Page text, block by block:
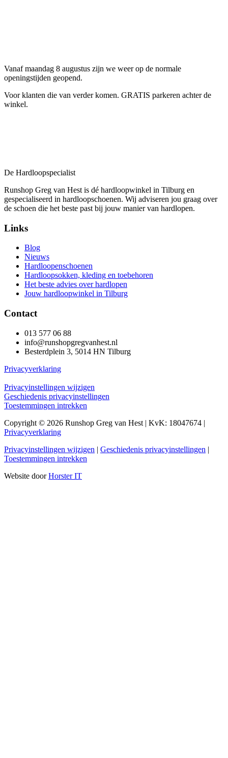
Vanaf maandag 8 augustus zijn we weer op de normale
openingstijden geopend.
Voor klanten die van verder komen. GRATIS parkeren achter de
winkel.
De Hardloopspecialist
Runshop Greg van Hest is dé hardloopwinkel in Tilburg en
gespecialiseerd in hardloopschoenen. Wij adviseren jou graag over
de schoen die het beste past bij jouw manier van hardlopen.
Links
Blog
Nieuws
Hardloopenschoenen
Hardloopsokken, kleding en toebehoren
Het beste advies over hardlopen
Jouw hardloopwinkel in Tilburg
Contact
013 577 06 88
info@runshopgregvanhest.nl
Besterdplein 3, 5014 HN Tilburg
Privacyverklaring
Privacyinstellingen wijzigen
Geschiedenis privacyinstellingen
Toestemmingen intrekken
Copyright © 2026 Runshop Greg van Hest | KvK: 18047674 |
Privacyverklaring
Privacyinstellingen wijzigen | Geschiedenis privacyinstellingen |
Toestemmingen intrekken
Website doorHorster IT